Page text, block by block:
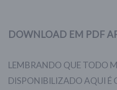
DOWNLOAD EM PDF
LEMBRANDO QUE TODO
DISPONIBILIZADO AQUI É